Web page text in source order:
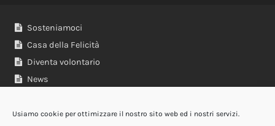
Usiamo cookie per ottimizzare il nostro sito web ed i nostri servizi.
Sosteniamoci
Casa della Felicità
Diventa volontario
News